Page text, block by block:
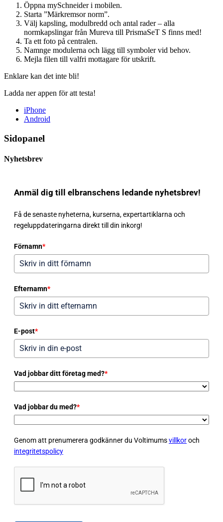
Öppna mySchneider i mobilen.
Starta ”Märkremsor norm”.
Välj kapsling, modulbredd och antal rader – alla
normkapslingar från Mureva till PrismaSeT S finns med!
Ta ett foto på centralen.
Namnge modulerna och lägg till symboler vid behov.
Mejla filen till valfri mottagare för utskrift.
Enklare kan det inte bli!
Ladda ner appen för att testa!
iPhone
Android
Sidopanel
Nyhetsbrev
Anmäl dig till elbranschens ledande nyhetsbrev!
Få de senaste nyheterna, kurserna, expertartiklarna och
regeluppdateringarna direkt till din inkorg!
Förnamn*
Efternamn*
E-post*
Vad jobbar ditt företag med?*
Vad jobbar du med?*
Genom att prenumerera godkänner du Voltimumsvillkoroch
integritetspolicy